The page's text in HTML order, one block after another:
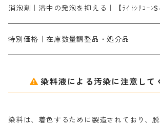
シルクフィックス３A｜絹の染料定着向上剤
ソーダ灰
染料溶解剤
セレナゾールPDN｜各種染料の染料溶解剤
化学糊（PVA）
防腐剤｜アルカリ性
部分脱色｜デグロリンSコンク
メイプロガムNP｜にじみ防止剤
アミラヂンD｜浸透・複色抑制剤
捺染糊
メイプロガムNP（綿・麻・絹用｜直接・酸性・含金
白場汚染防止剤｜ソーピング剤｜水洗する際
ア行
カ行
消泡剤｜浴中の発泡を抑える｜【ﾗｲﾄｼﾘｺｰﾝ
特別価格｜在庫数量調整品・処分品
染料液による汚染に注意して
染料は、着色するために製造されており、